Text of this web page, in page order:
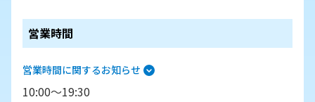
営業時間
営業時間に関するお知らせ
10:00～19:30